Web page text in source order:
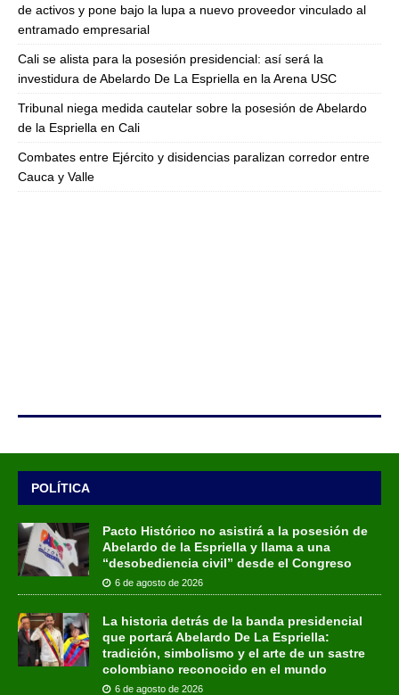
de activos y pone bajo la lupa a nuevo proveedor vinculado al
entramado empresarial
Cali se alista para la posesión presidencial: así será la
investidura de Abelardo De La Espriella en la Arena USC
Tribunal niega medida cautelar sobre la posesión de Abelardo
de la Espriella en Cali
Combates entre Ejército y disidencias paralizan corredor entre
Cauca y Valle
POLÍTICA
Pacto Histórico no asistirá a la posesión de
Abelardo de la Espriella y llama a una
“desobediencia civil” desde el Congreso
6 de agosto de 2026
La historia detrás de la banda presidencial
que portará Abelardo De La Espriella:
tradición, simbolismo y el arte de un sastre
colombiano reconocido en el mundo
6 de agosto de 2026